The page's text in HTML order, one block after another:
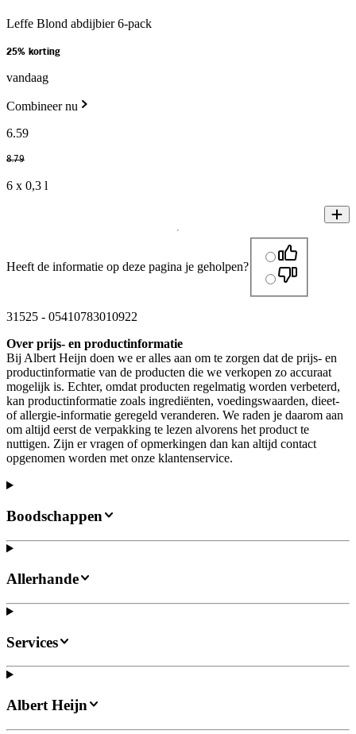
Leffe Blond abdijbier 6-pack
25% korting
vandaag
Combineer nu
6.59
8.79
6 x 0,3 l
Heeft de informatie op deze pagina je geholpen?
31525 - 05410783010922
Over prijs- en productinformatie
Bij Albert Heijn doen we er alles aan om te zorgen dat de prijs- en
productinformatie van de producten die we verkopen zo accuraat
mogelijk is. Echter, omdat producten regelmatig worden verbeterd,
kan productinformatie zoals ingrediënten, voedingswaarden, dieet-
of allergie-informatie geregeld veranderen. We raden je daarom aan
om altijd eerst de verpakking te lezen alvorens het product te
nuttigen. Zijn er vragen of opmerkingen dan kan altijd contact
opgenomen worden met onze klantenservice.
Boodschappen
Allerhande
Services
Albert Heijn